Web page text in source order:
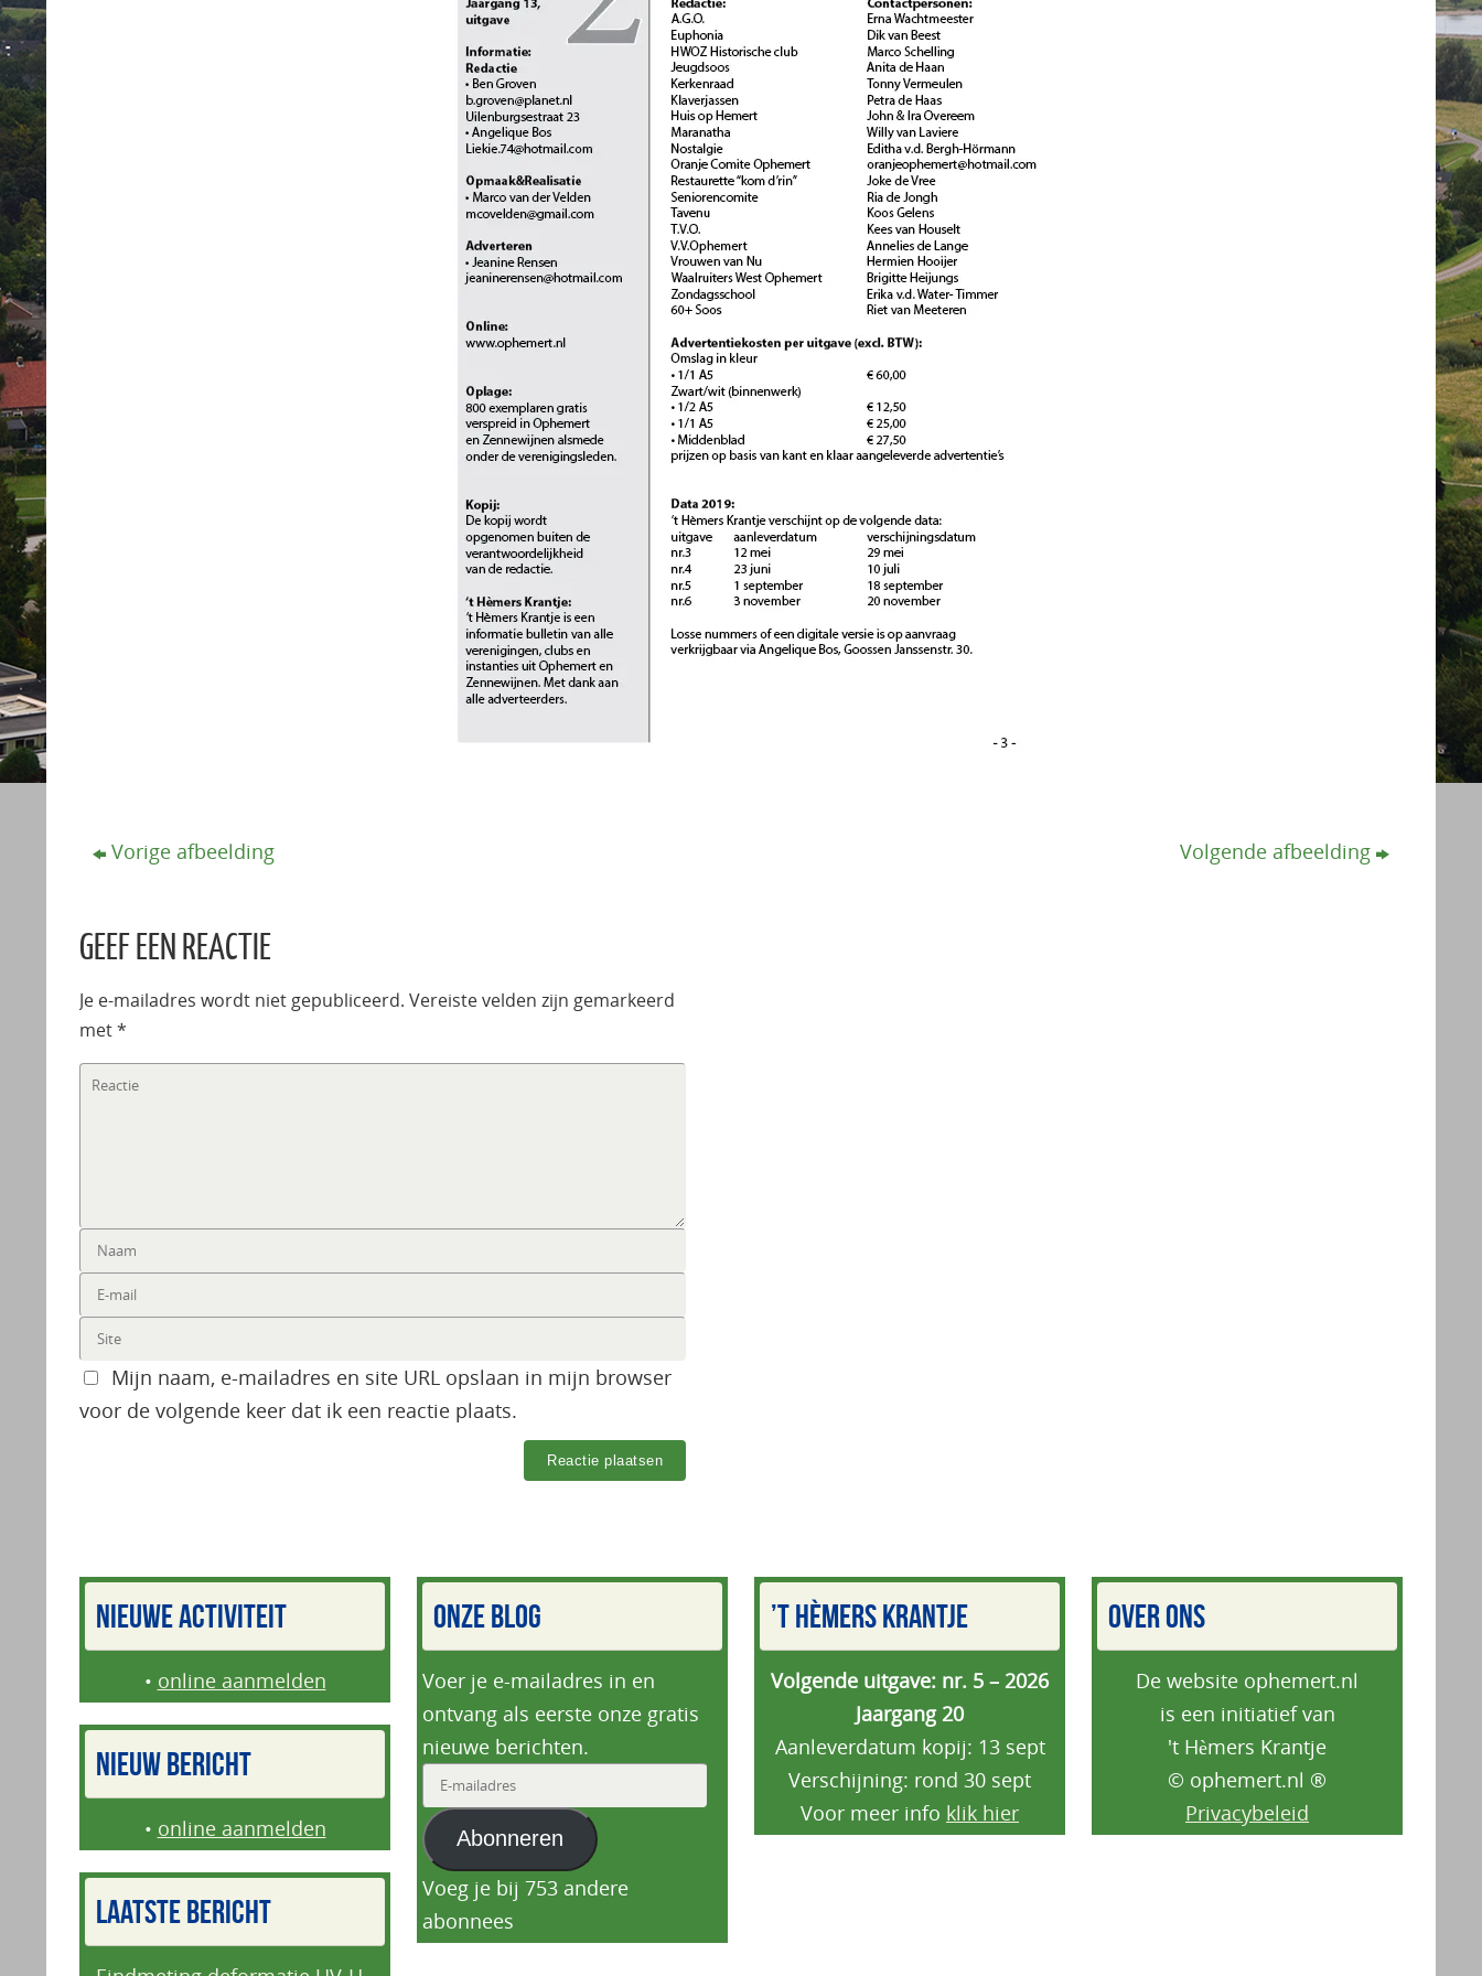
Vorige afbeelding Volgende afbeelding
GEEF EEN REACTIE
Je e-mailadres wordt niet gepubliceerd. Vereiste velden zijn gemarkeerd
met*
Mijn naam, e-mailadres en site URL opslaan in mijn browser
voor de volgende keer dat ik een reactie plaats.
NIEUWE ACTIVITEIT
• online aanmelden
NIEUW BERICHT
• online aanmelden
LAATSTE BERICHT
ONZE BLOG
Voer je e-mailadres in en
ontvang als eerste onze gratis
nieuwe berichten.
mailadres
Abonneren
Voeg je bij 753 andere
abonnees
’T HÈMERS KRANTJE
Volgende uitgave: nr. 5 – 2026
Jaargang 20
Aanleverdatum kopij: 13 sept
Verschijning: rond 30 sept
Voor meer info klik hier
OVER ONS
De website ophemert.nl
is een initiatief van
't Hèmers Krantje
© ophemert.nl ®
Privacybeleid